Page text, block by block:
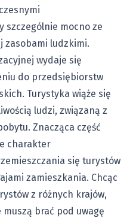
szczególnie mocno ze
zasobami ludzkimi.
wydaje się
do przedsiębiorstw
Turystyka wiąże się
ludzi, związaną z
Znacząca część
charakter
się turystów
zamieszkania. Chcąc
z różnych krajów,
brać pod uwagę